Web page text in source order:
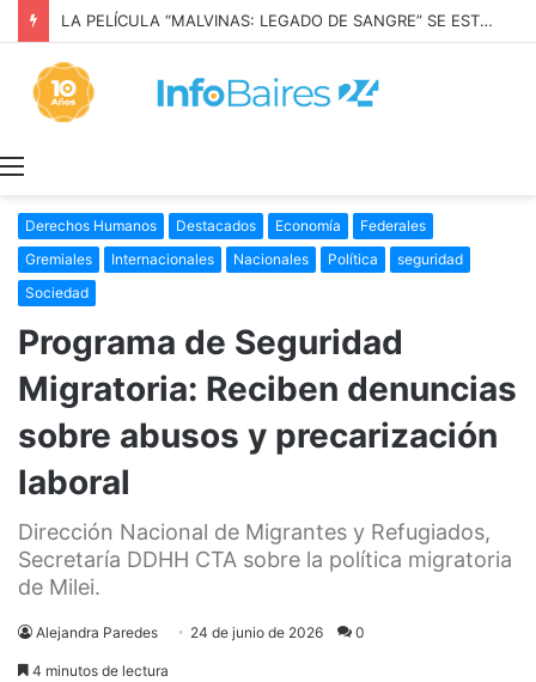
Derechos Humanos Destacados Economía
Federales
Gremiales
Internacionales Nacionales Política
seguridad
Sociedad
Programa de Seguridad
Migratoria: Reciben denuncias
sobre abusos y precarización
laboral
Dirección Nacional de Migrantes y Refugiados,
Secretaría DDHH CTA sobre la política migratoria
de Milei.
Alejandra Paredes 24 de junio de 2026 0
4 minutos de lectura